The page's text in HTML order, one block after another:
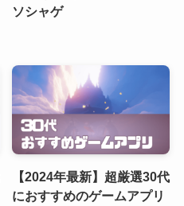
ソシャゲ
【2024年最新】超厳選30代
におすすめのゲームアプリ